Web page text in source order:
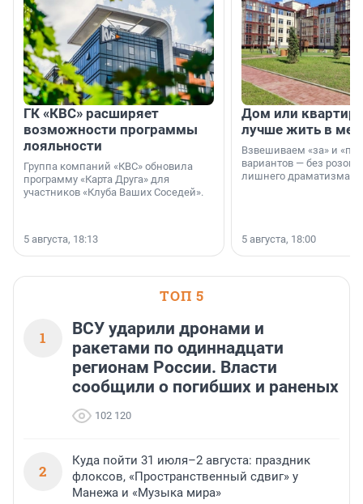
ГК «КВС» расширяет
возможности программы
лояльности
Группа компаний «КВС» обновила
программу «Карта Друга» для
участников «Клуба Ваших Соседей».
5 августа, 18:13
Дом или
лучше жить в
Взвешиваем «за» и
вариантов — без
лишнего драматизма.
5 августа, 18:00
ТОП 5
1
ВСУ ударили дронами и
ракетами по одиннадцати
регионам России. Власти
сообщили о погибших и раненых
102 120
2
Куда пойти 31 июля–2 августа: праздник
флоксов, «Пространственный сдвиг» у
Манежа и «Музыка мира»